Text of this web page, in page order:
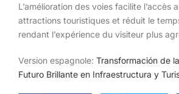
L’amélioration des voies facilite l’accès
attractions touristiques et réduit le
rendant l’expérience du visiteur plus
Version espagnole: Transformación de
Futuro Brillante en Infraestructura y